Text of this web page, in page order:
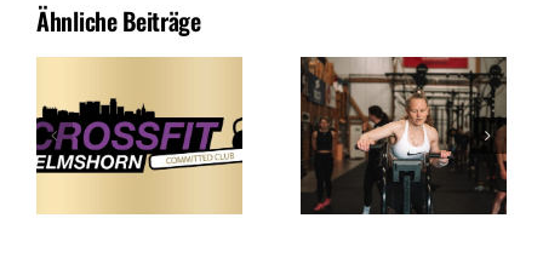
Ähnliche Beiträge